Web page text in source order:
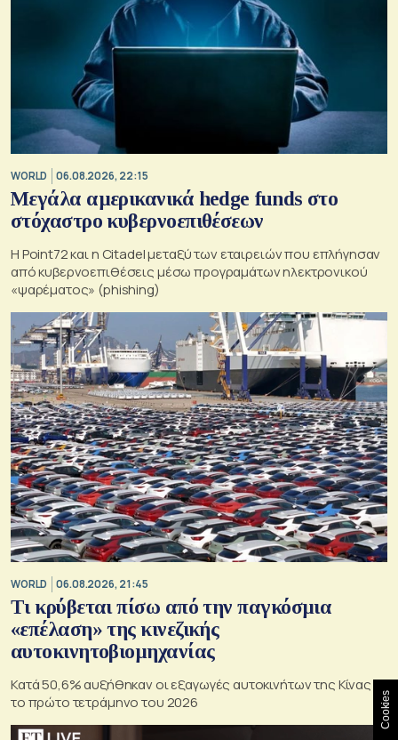
WORLD 06.08.2026, 22:15
Μεγάλα αμερικανικά hedge funds στο
στόχαστρο κυβερνοεπιθέσεων
Η Point72 και η Citadel μεταξύ των εταιρειών που επλήγησαν
από κυβερνοεπιθέσεις μέσω προγραμάτων ηλεκτρονικού
«ψαρέματος» (phishing)
WORLD 06.08.2026, 21:45
Τι κρύβεται πίσω από την παγκόσμια
«επέλαση» της κινεζικής
αυτοκινητοβιομηχανίας
Κατά 50,6% αυξήθηκαν οι εξαγωγές αυτοκινήτων της Κίνας
το πρώτο τετράμηνο του 2026
Cookies